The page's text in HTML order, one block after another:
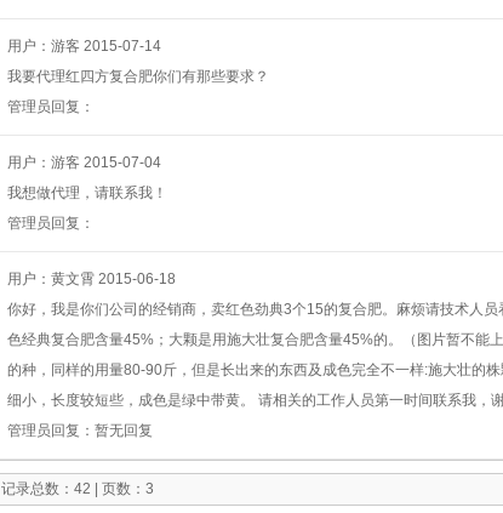
用户：游客 2015-07-14
我要代理红四方复合肥你们有那些要求？
管理员回复：
用户：游客 2015-07-04
我想做代理，请联系我！
管理员回复：
用户：黄文霄 2015-06-18
你好，我是你们公司的经销商，卖红色劲典3个15的复合肥。麻烦请技术人
色经典复合肥含量45%；大颗是用施大壮复合肥含量45%的。（图片暂不能
的种，同样的用量80-90斤，但是长出来的东西及成色完全不一样:施大壮的
细小，长度较短些，成色是绿中带黄。 请相关的工作人员第一时间联系我，
管理员回复： 暂无回复
记录总数：42 | 页数：3